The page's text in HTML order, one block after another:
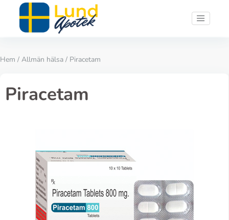
Hem / Allmän hälsa / Piracetam
Piracetam